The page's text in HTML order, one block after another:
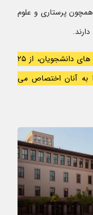
همچون پرستاری و علوم
این دانشگاه بر اساس شایستگی های دانشجویان، از ۲۵
را به آنان اختصاص می